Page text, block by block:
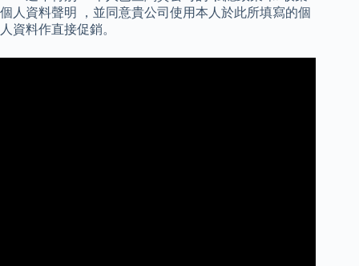
個人資料聲明 ，並同意貴公司使用本人於此所填寫的個
人資料作直接促銷。